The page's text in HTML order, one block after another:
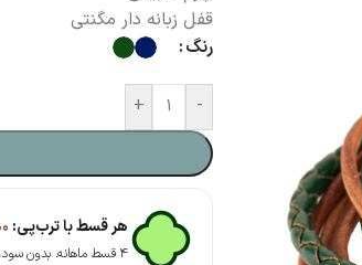
قفل زبانه دار مگنتی
رنگ
-
+
هر قسط با ترب‌پی:
۴ قسط ماهانه. بدون سود، چک و ضامن.